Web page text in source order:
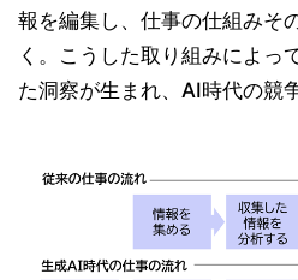
報を編集し、仕事の仕組みそ
く。こうした取り組みによっ
た洞察が生まれ、AI時代の競